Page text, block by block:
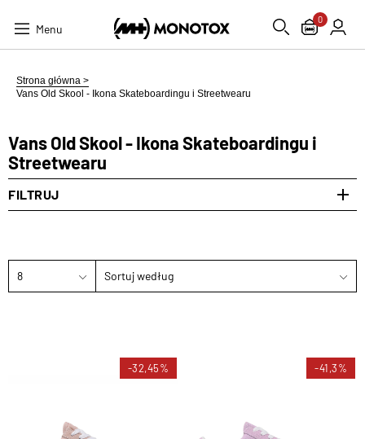
Menu
0
Strona główna >
Vans Old Skool - Ikona Skateboardingu i Streetwearu
Vans Old Skool - Ikona Skateboardingu i
Streetwearu
FILTRUJ
8 Sortuj według
-32,45% -41,3%